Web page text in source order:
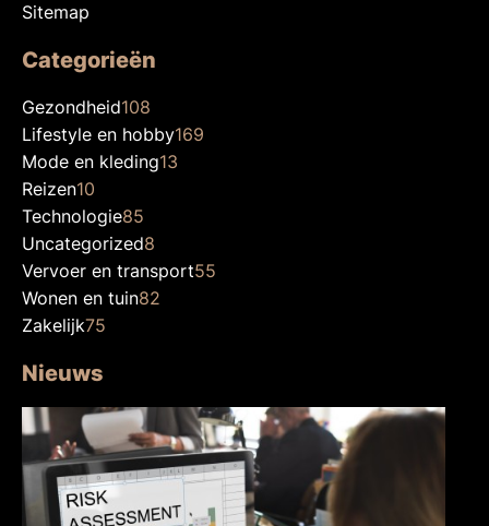
Sitemap
Categorieën
Gezondheid108
Lifestyle en hobby169
Mode en kleding13
Reizen10
Technologie85
Uncategorized8
Vervoer en transport55
Wonen en tuin82
Zakelijk75
Nieuws